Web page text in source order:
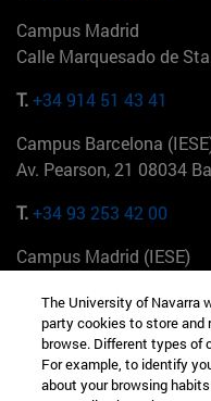
Campus Madrid
Calle Marquesado de
T.+34 914 51 43 41
Campus Barcelona
Av. Pearson, 21 08034
T.+34 93 253 42 00
Campus Madrid (IESE)
+34 912 11 30 00
Campus Nueva York
165 W 57th St 10019-
The University of Navarra
party cookies to store and
browse. Different types of
For example, to identify
about your browsing